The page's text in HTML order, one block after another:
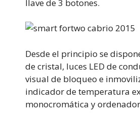
llave de 3 botones.
Desde el principio se
de cristal, luces LED de
visual de bloqueo e
indicador de temperatura
monocromática y